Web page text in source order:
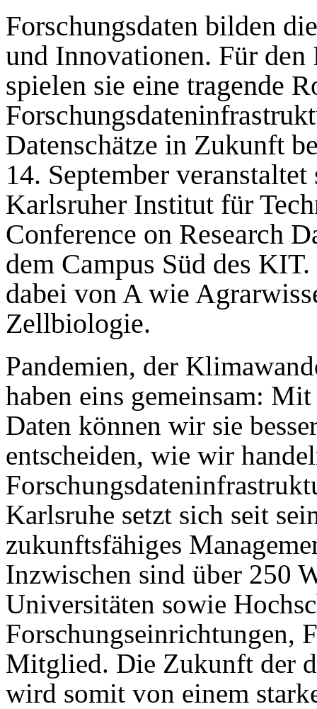
Forschungsdaten bilden
und Innovationen. Für
spielen sie eine tragende
Datenschätze in Zukunft
14. September
Karlsruher Institut für
Conference on Research
dem Campus Süd des
dabei von A wie
Zellbiologie.
Pandemien, der
haben eins gemeinsam:
Daten können wir sie
entscheiden, wie wir
Karlsruhe setzt sich seit
zukunftsfähiges
Inzwischen sind über 250
Universitäten sowie
Forschungseinrichtungen,
Mitglied. Die Zukunft der
wird somit von einem